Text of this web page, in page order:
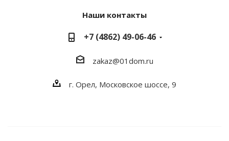
Наши контакты
+7 (4862) 49-06-46
zakaz@01dom.ru
г. Орел, Московское шоссе, 9